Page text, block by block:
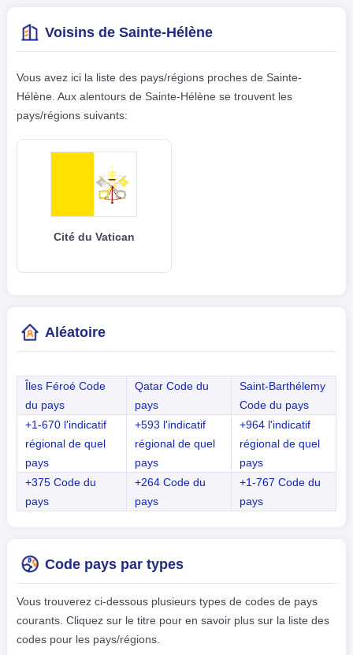
Voisins de Sainte-Hélène
Vous avez ici la liste des pays/régions proches de Sainte-
Hélène. Aux alentours de Sainte-Hélène se trouvent les
pays/régions suivants:
Cité du Vatican
Aléatoire
Îles Féroé Code
du pays
Qatar Code du
pays
Saint-Barthélemy
Code du pays
+1-670 l'indicatif
régional de quel
pays
+593 l'indicatif
régional de quel
pays
+964 l'indicatif
régional de quel
pays
+375 Code du
pays
+264 Code du
pays
+1-767 Code du
pays
Code pays par types
Vous trouverez ci-dessous plusieurs types de codes de pays
courants. Cliquez sur le titre pour en savoir plus sur la liste des
codes pour les pays/régions.